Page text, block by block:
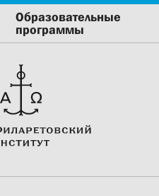
Образовательные
программы